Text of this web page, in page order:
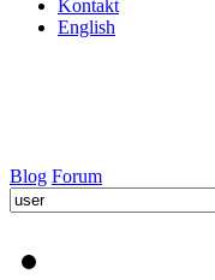
Kontakt
English
Blog Forum